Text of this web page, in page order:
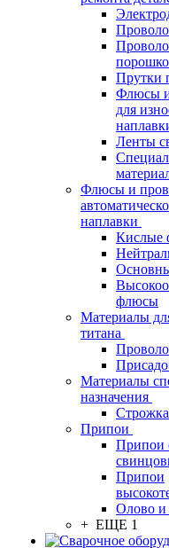
Прутки
Флюсы
для
Ленты
Флюсы и
наплавки
Кислые
флюсы
Материалы
титана
Материалы
назначения
Строжка
Припои
Припои
Припои
Олово и
+ ЕЩЕ 1